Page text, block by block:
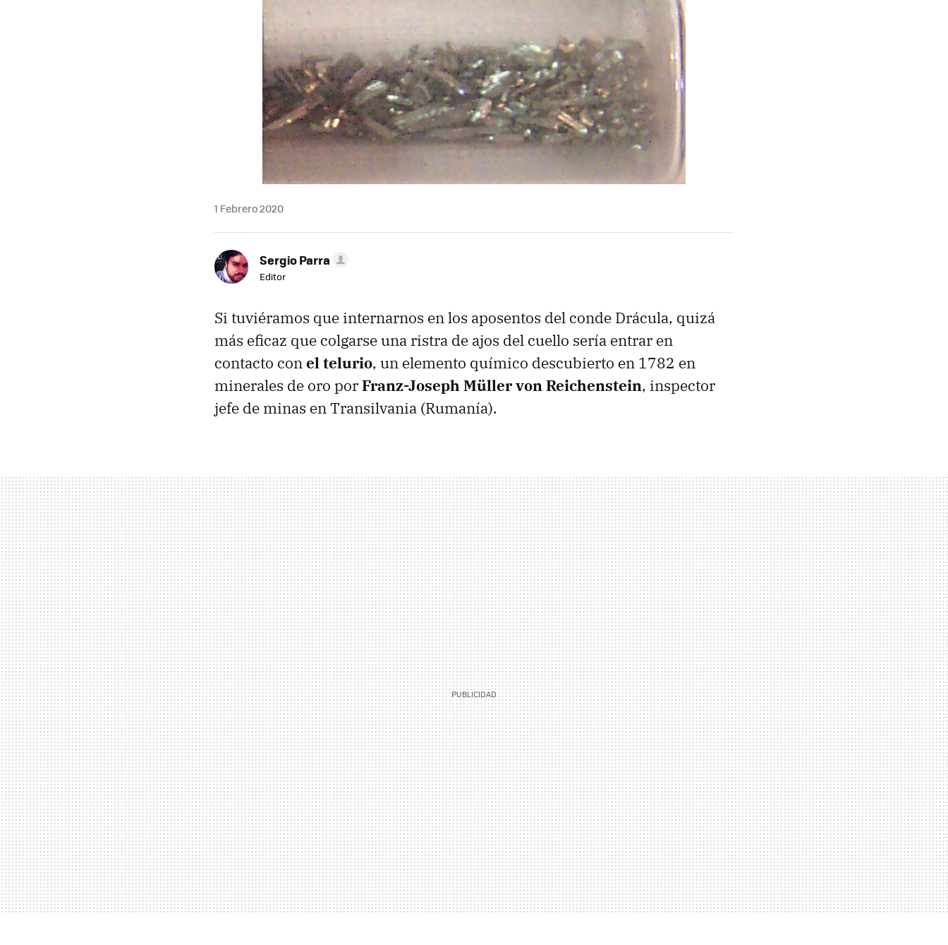
1 Febrero 2020
Sergio Parra
Editor
Si tuviéramos que internarnos en los aposentos del conde Drácula, quizá
más eficaz que colgarse una ristra de ajos del cuello sería entrar en
contacto conel telurio, un elemento químico descubierto en 1782 en
minerales de oro porFranz-Joseph Müller von Reichenstein, inspector
jefe de minas en Transilvania (Rumanía).